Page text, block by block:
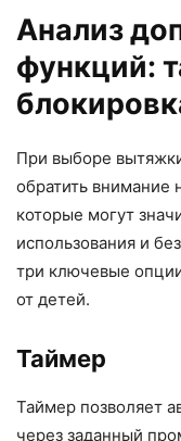
Анализ
функций:
При выборе
обратить внимание
которые могут
использования и
три ключевые
от детей.
Таймер
Таймер позволяет
через заданный